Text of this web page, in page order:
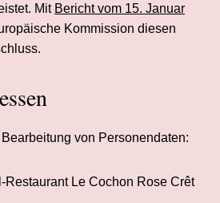
Mit Bericht vom 15. Januar
Kommission diesen
von Personendaten:
Restaurant Le Cochon Rose Crêt